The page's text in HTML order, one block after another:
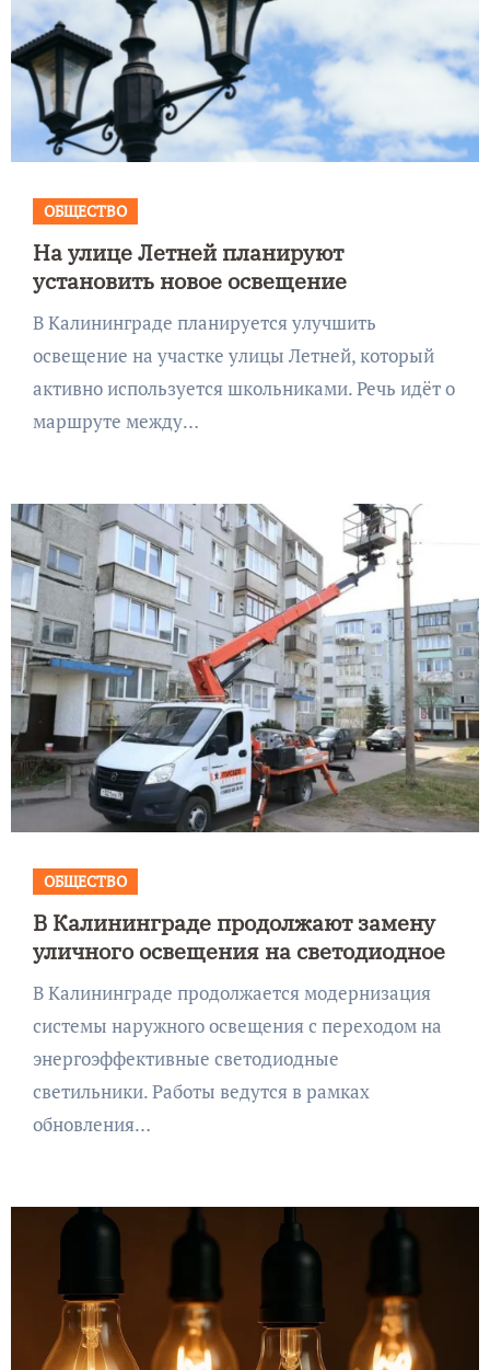
ОБЩЕСТВО
На улице Летней планируют
установить новое освещение
В Калининграде планируется улучшить
освещение на участке улицы Летней, который
активно используется школьниками. Речь идёт о
маршруте между…
ОБЩЕСТВО
В Калининграде продолжают замену
уличного освещения на светодиодное
В Калининграде продолжается модернизация
системы наружного освещения с переходом на
энергоэффективные светодиодные
светильники. Работы ведутся в рамках
обновления…